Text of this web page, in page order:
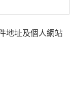
地址及個人網站